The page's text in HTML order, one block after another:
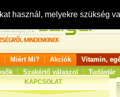
használ, melyekre szükség
Miért Mi? Akciók
Vitamin,
Szakértő válaszol Tudástár
KAPCSOLAT